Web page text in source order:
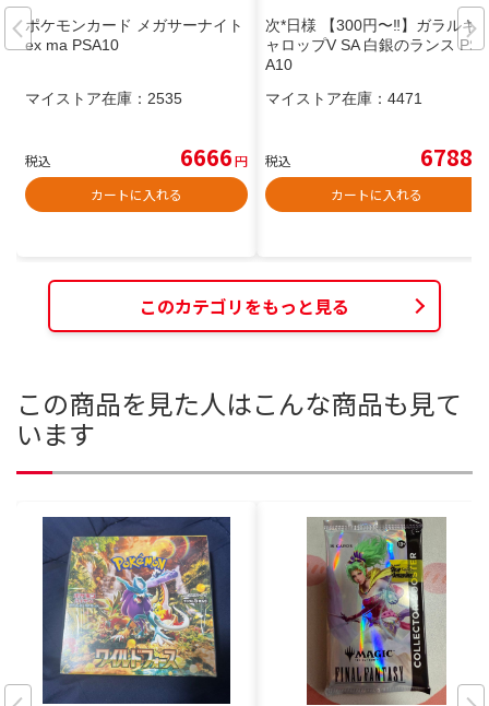
ポケモンカード メガサーナイト
ex ma PSA10
マイストア在庫： 2535
税込 6666円
カートに入れる
次*日様 【300円〜‼️】ガラルギ
ャロップV SA 白銀のランス PS
A10
マイストア在庫： 4471
税込 6788
カートに入れる
このカテゴリをもっと見る
この商品を見た人はこんな商品も見て
います